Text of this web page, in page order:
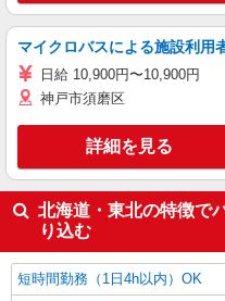
マイクロバスによる施設利用
日給 10,900円〜10,900円
神戸市須磨区
詳細を見る
北海道・東北の特徴で
り込む
短時間勤務（1日4h以内）OK